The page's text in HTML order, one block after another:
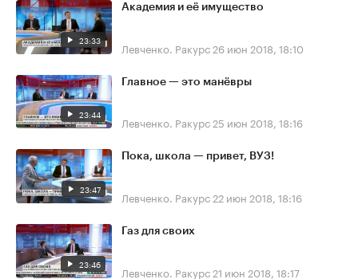
23:33
Академия и её имущество
Левченко. Ракурс 26 июн 2018, 18:10
23:44
Главное — это манёвры
Левченко. Ракурс 25 июн 2018, 18:16
23:47
Пока, школа — привет, ВУЗ!
Левченко. Ракурс 22 июн 2018, 18:16
23:46
Газ для своих
Левченко. Ракурс 21 июн 2018, 18:17